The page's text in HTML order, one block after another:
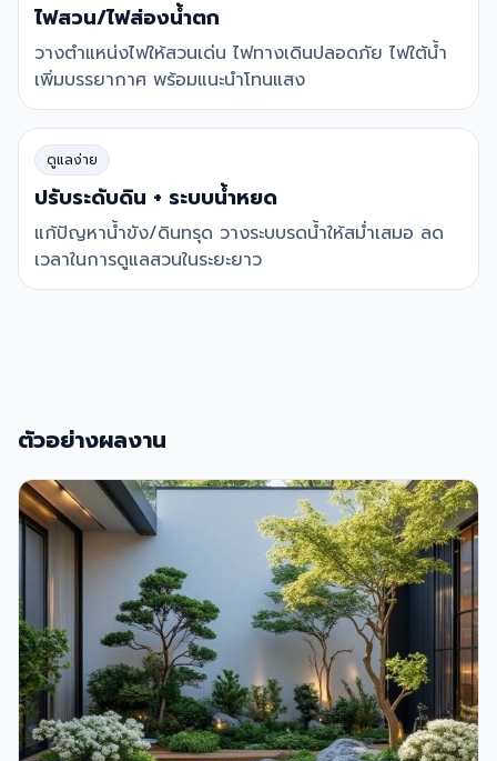
ไฟสวน/ไฟส่องน้ำตก
วางตำแหน่งไฟให้สวนเด่น ไฟทางเดินปลอดภัย ไฟใต้น้ำ
เพิ่มบรรยากาศ พร้อมแนะนำโทนแสง
ดูแลง่าย
ปรับระดับดิน + ระบบน้ำหยด
แก้ปัญหาน้ำขัง/ดินทรุด วางระบบรดน้ำให้สม่ำเสมอ ลด
เวลาในการดูแลสวนในระยะยาว
ตัวอย่างผลงาน